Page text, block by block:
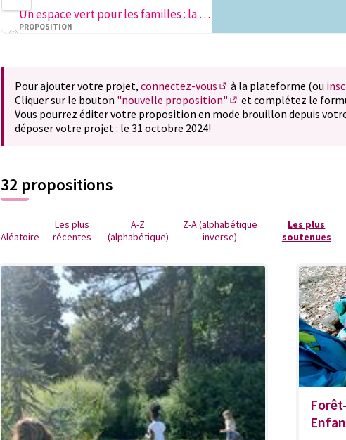
Un espace vert pour les familles : la cour végétalisée des Petits Cailloux
PROPOSITION
Pour ajouter votre projet, connectez-vous
(S'ouvre dans un nouvel
à la plateforme (ou
Cliquer sur le bouton "nouvelle proposition"
(S'ouvre dans un
et complétez le
Vous pourrez éditer votre proposition en mode brouillon depuis
déposer votre projet : le 31 octobre 2024!
32 propositions
Aléatoire
Les plus
récentes
A-Z
(alphabétique)
Z-A (alphabétique
inverse)
Les plus
soutenues